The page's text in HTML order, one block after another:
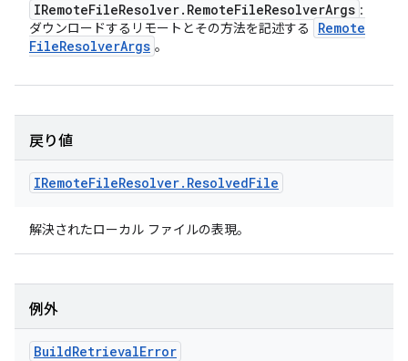
IRemoteFileResolver. RemoteFileResolverArgs :
ダウンロードするリモートとその方法を記述する
Remote
FileResolverArgs 。
戻り値
IRemoteFileResolver. ResolvedFile
解決されたローカル ファイルの表現。
例外
BuildRetrievalError